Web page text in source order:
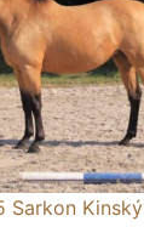
Sarkon Kinský